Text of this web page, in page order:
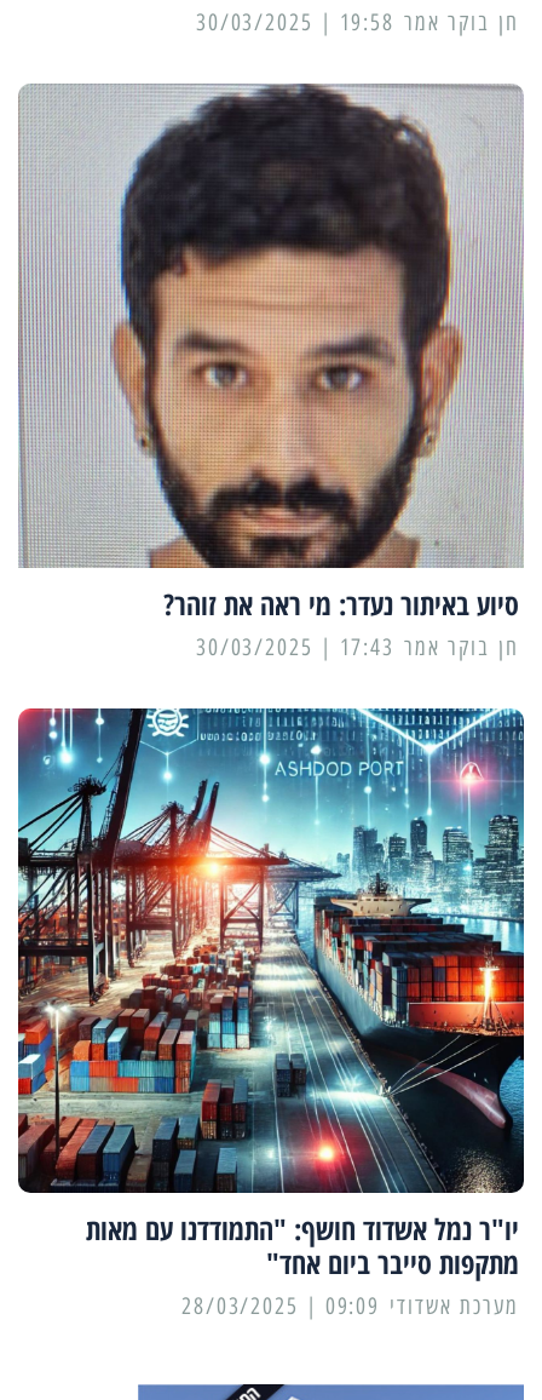
19:58 | 30/03/2025
סיוע באיתור נעדר: מי ראה את זוהר?
17:43 | 30/03/2025
יו"ר נמל אשדוד חושף: "התמודדנו עם מאות
מתקפות סייבר ביום אחד"
מערכת אשדודי 09:09 | 28/03/2025